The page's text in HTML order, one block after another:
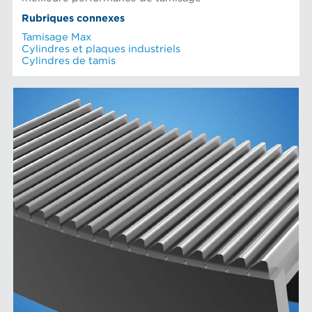
Rubriques connexes
Tamisage Max
Cylindres et plaques industriels
Cylindres de tamis